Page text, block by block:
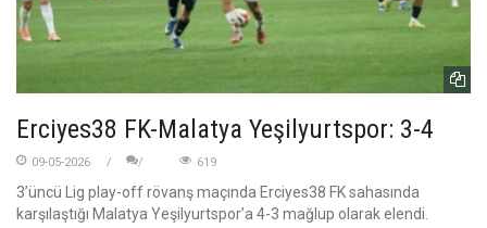
Erciyes38 FK-Malatya Yeşilyurtspor: 3-4
09-05-2026 619
3’üncü Lig play-off rövanş maçında Erciyes38 FK sahasında
karşılaştığı Malatya Yeşilyurtspor’a 4-3 mağlup olarak elendi.